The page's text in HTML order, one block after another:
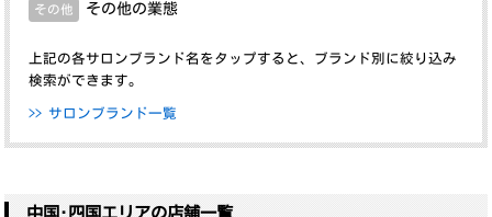
その他 その他の業態
上記の各サロンブランド名をタップすると、ブランド別に絞り込み
検索ができます。
>> サロンブランド一覧
中国･四国エリアの店舗一覧